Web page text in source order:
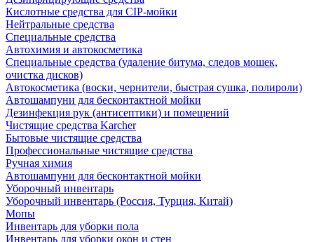
Кислотные средства для CIP-мойки
Нейтральные средства
Специальные средства
Автохимия и автокосметика
Специальные средства (удаление битума, следов мошек,
очистка дисков)
Автокосметика (воски, чернители, быстрая сушка, полироли)
Автошампуни для бесконтактной мойки
Дезинфекция рук (антисептики) и помещений
Чистящие средства Karcher
Бытовые чистящие средства
Профессиональные чистящие средства
Ручная химия
Автошампуни для бесконтактной мойки
Уборочный инвентарь
Уборочный инвентарь (Россия, Турция, Китай)
Мопы
Инвентарь для уборки пола
Инвентарь для уборки окон и стен